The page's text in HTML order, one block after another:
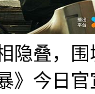
隐叠，
》今日